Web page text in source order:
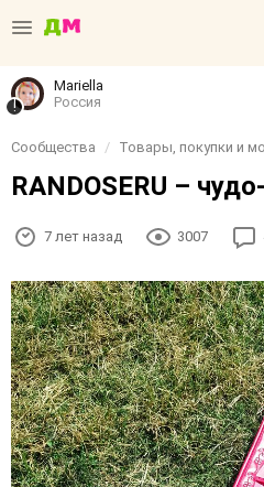
Mariella
Россия
Сообщества Товары, покупки и
RANDOSERU –
7 лет назад 3007